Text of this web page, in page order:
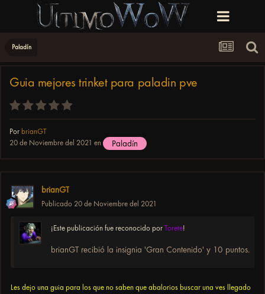
Paladín
Guia mejores trinket para paladin pve
Por brianGT
20 de Noviembre del 2021 en Paladín
brianGT
Publicado 20 de Noviembre del 2021
¡Este publicación fue reconocido por Torete!
brianGT recibió la insignia 'Gran Contenido' y 10 puntos.
Les dejo una guia para los que no saben que abalorios buscar una ves llegado